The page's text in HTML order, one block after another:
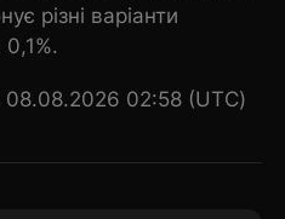
різні варіанти
0,1%.
08.08.2026 02:58 (UTC)